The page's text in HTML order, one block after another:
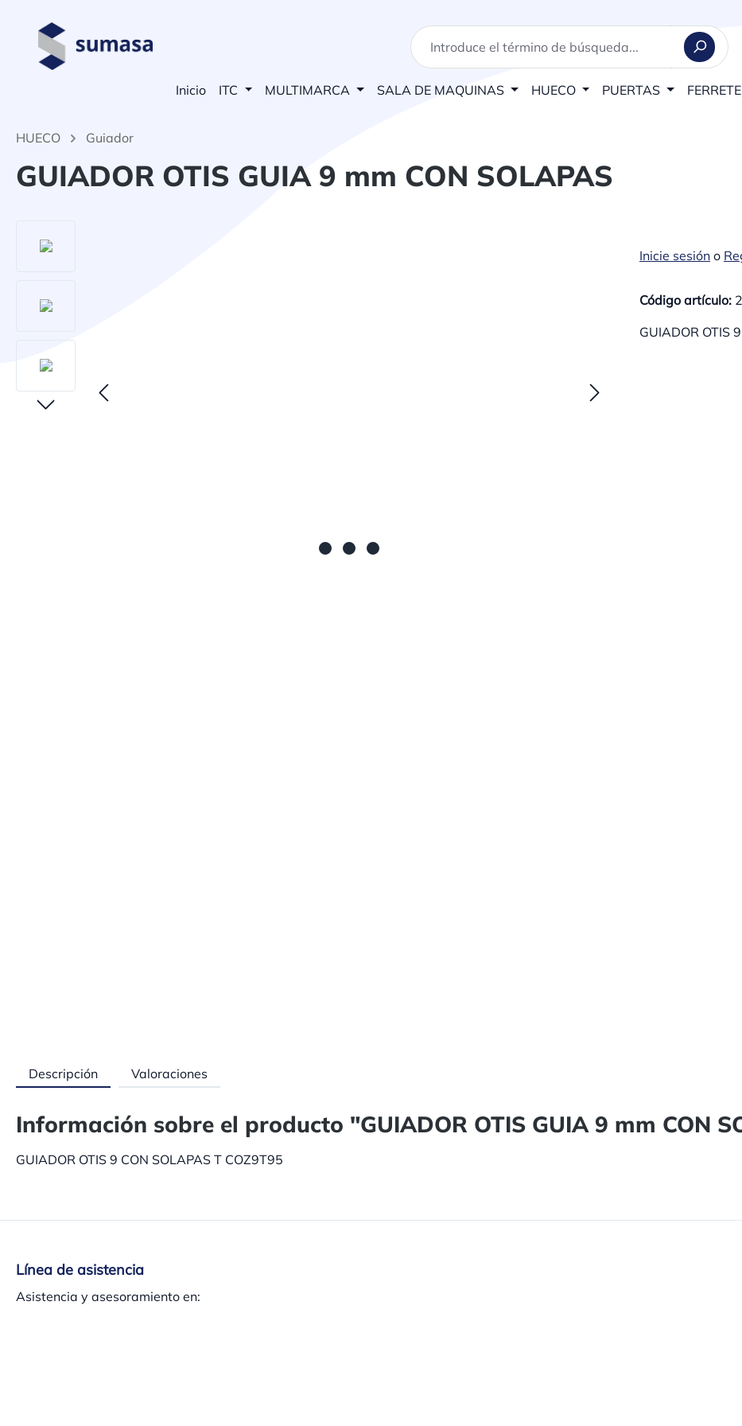
Inicio ITC MULTIMARCA SALA DE MAQUINAS HUECO PUERTAS
HUECO Guiador
GUIADOR OTIS GUIA 9 mm CON SOLAPAS
Inicie sesión o
Código artículo:
GUIADOR OTIS
Descripción Valoraciones
Información sobre el producto "GUIADOR OTIS GUIA 9 mm CON
GUIADOR OTIS 9 CON SOLAPAS T COZ9T95
Línea de asistencia
Asistencia y asesoramiento en: